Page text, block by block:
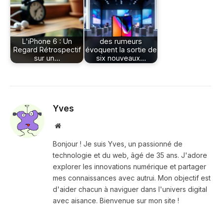
L'iPhone 6 : Un
Regard Rétrospectif
sur un…
des rumeurs
évoquent la sortie de
six nouveaux…
Yves
Site
Bonjour ! Je suis Yves, un passionné de
technologie et du web, âgé de 35 ans. J'adore
explorer les innovations numérique et partager
mes connaissances avec autrui. Mon objectif est
d'aider chacun à naviguer dans l'univers digital
avec aisance. Bienvenue sur mon site !